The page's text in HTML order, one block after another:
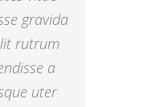
gravida
rutrum
a
uter
mūsų
kuo
jūsų